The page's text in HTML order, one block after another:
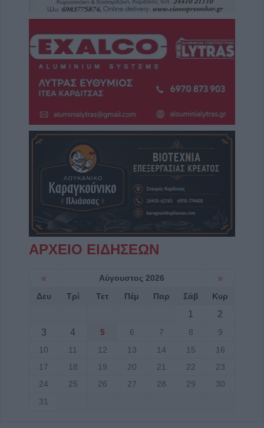
ΑΡΧΕΙΟ ΕΙΔΗΣΕΩΝ
« Αύγουστος 2026 »
Δευ Τρί Τετ Πέμ Παρ Σάβ Κυρ
1
2
3
4 5 6 7 8
9
10
11 12 13 14 15
16
17
18 19 20 21 22
23
24
25 26 27 28 29
30
31